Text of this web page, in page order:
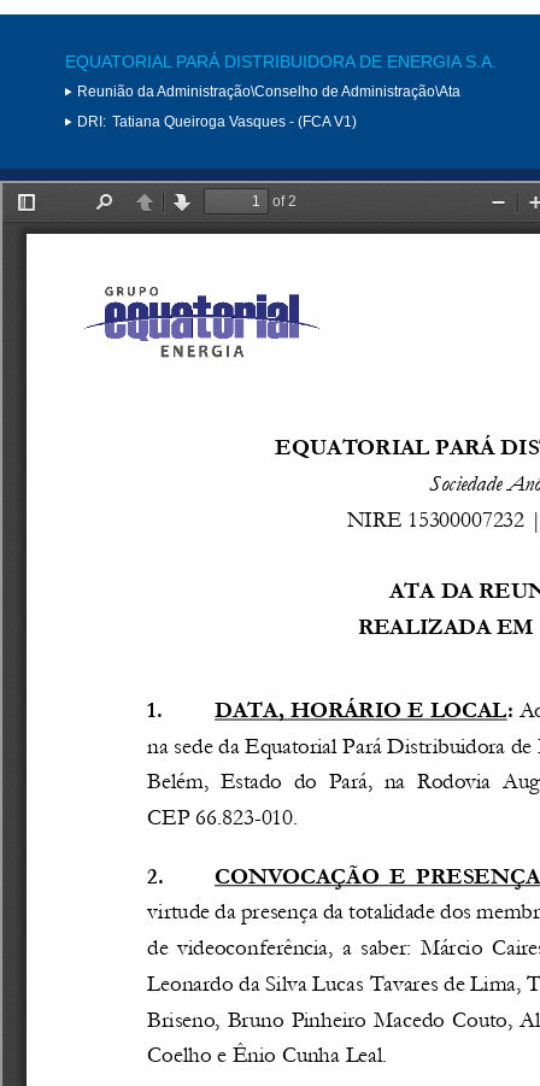
EQUATORIAL PARÁ DISTRIBUIDORA DE ENERGIA S.A.
Reunião da Administração\Conselho de Administração\Ata
DRI: Tatiana Queiroga Vasques - (FCA V1)